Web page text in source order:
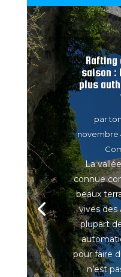
Rafting
saison :
plus
par
novembre
La
connue
beaux
vives des
plupart
pour faire
n’est